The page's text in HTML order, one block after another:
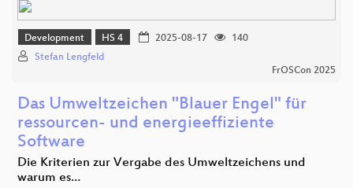
Development HS 4 2025-08-17
140
Stefan Lengfeld
FrOSCon 2025
Das Umweltzeichen "Blauer Engel" für
ressourcen- und energieeffiziente
Software
Die Kriterien zur Vergabe des Umweltzeichens und
warum es…